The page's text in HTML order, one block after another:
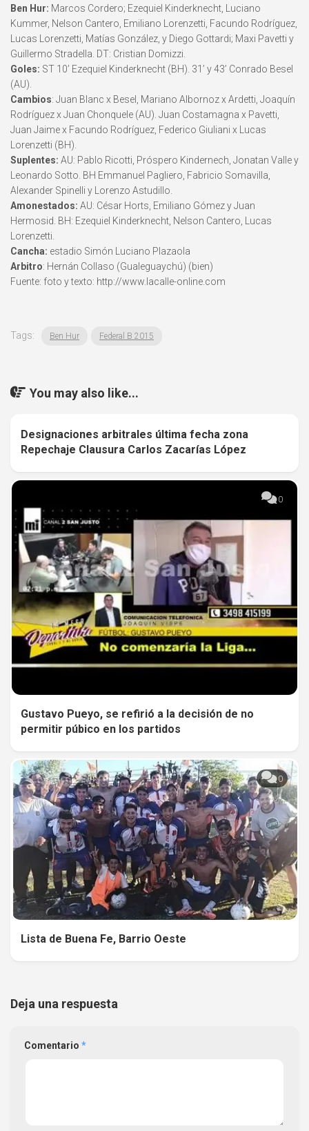
Ben Hur: Marcos Cordero; Ezequiel Kinderknecht, Luciano
Kummer, Nelson Cantero, Emiliano Lorenzetti, Facundo Rodríguez,
Lucas Lorenzetti, Matías González, y Diego Gottardi; Maxi Pavetti y
Guillermo Stradella. DT: Cristian Domizzi.
Goles: ST 10’ Ezequiel Kinderknecht (BH). 31’ y 43’ Conrado Besel
(AU).
Cambios: Juan Blanc x Besel, Mariano Albornoz x Ardetti, Joaquín
Rodríguez x Juan Chonquele (AU). Juan Costamagna x Pavetti,
Juan Jaime x Facundo Rodríguez, Federico Giuliani x Lucas
Lorenzetti (BH).
Suplentes: AU: Pablo Ricotti, Próspero Kindernech, Jonatan Valle y
Leonardo Sotto. BH Emmanuel Pagliero, Fabricio Somavilla,
Alexander Spinelli y Lorenzo Astudillo.
Amonestados: AU: César Horts, Emiliano Gómez y Juan
Hermosid. BH: Ezequiel Kinderknecht, Nelson Cantero, Lucas
Lorenzetti.
Cancha: estadio Simón Luciano Plazaola
Arbitro: Hernán Collaso (Gualeguaychú) (bien)
Fuente: foto y texto: http://www.lacalle-online.com
Tags: Ben Hur Federal B 2015
You may also like...
Designaciones arbitrales última fecha zona
Repechaje Clausura Carlos Zacarías López
0
Gustavo Pueyo, se refirió a la decisión de no
permitir púbico en los partidos
0
Lista de Buena Fe, Barrio Oeste
Deja una respuesta
Comentario *